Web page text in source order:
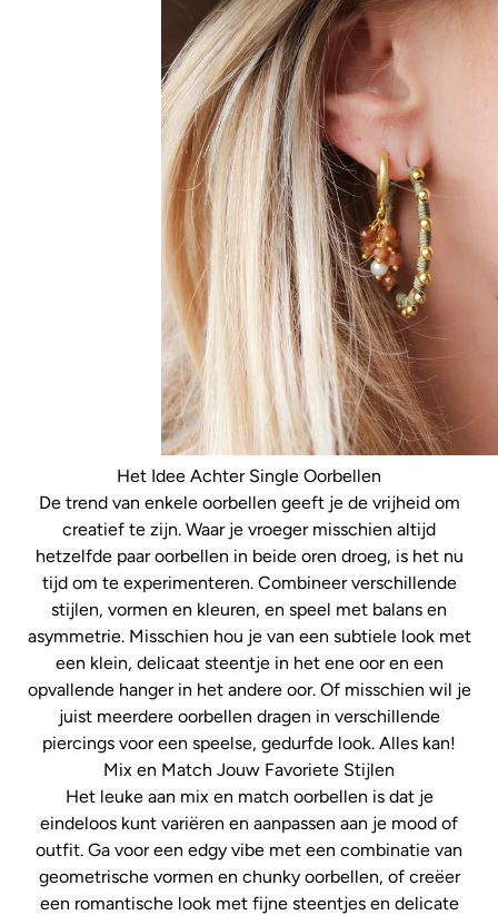
Het Idee Achter Single Oorbellen
De trend van enkele oorbellen geeft je de vrijheid om
creatief te zijn. Waar je vroeger misschien altijd
hetzelfde paar oorbellen in beide oren droeg, is het nu
tijd om te experimenteren. Combineer verschillende
stijlen, vormen en kleuren, en speel met balans en
asymmetrie. Misschien hou je van een subtiele look met
een klein, delicaat steentje in het ene oor en een
opvallende hanger in het andere oor. Of misschien wil je
juist meerdere oorbellen dragen in verschillende
piercings voor een speelse, gedurfde look. Alles kan!
Mix en Match Jouw Favoriete Stijlen
Het leuke aan mix en match oorbellen is dat je
eindeloos kunt variëren en aanpassen aan je mood of
outfit. Ga voor een edgy vibe met een combinatie van
geometrische vormen en chunky oorbellen, of creëer
een romantische look met fijne steentjes en delicate